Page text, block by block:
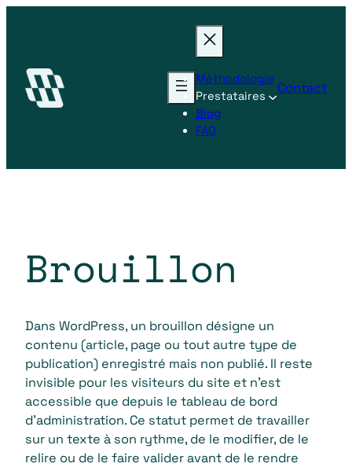
Méthodologie
Prestataires
Blog
FAQ
Contact
Brouillon
Dans WordPress, un brouillon désigne un
contenu (article, page ou tout autre type de
publication) enregistré mais non publié. Il reste
invisible pour les visiteurs du site et n’est
accessible que depuis le tableau de bord
d’administration. Ce statut permet de travailler
sur un texte à son rythme, de le modifier, de le
relire ou de le faire valider avant de le rendre